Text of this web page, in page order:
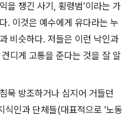
을 챙긴 사기 , 횡령범’이라는 가
. 이것은 예수에게 유다라는 누
비슷하다. 저들은 이런 낙인과
디게 고통을 준다는 것을 잘 알
묵 방조하거나 심지어 거들던
식인과 단체들(대표적으로 '노동